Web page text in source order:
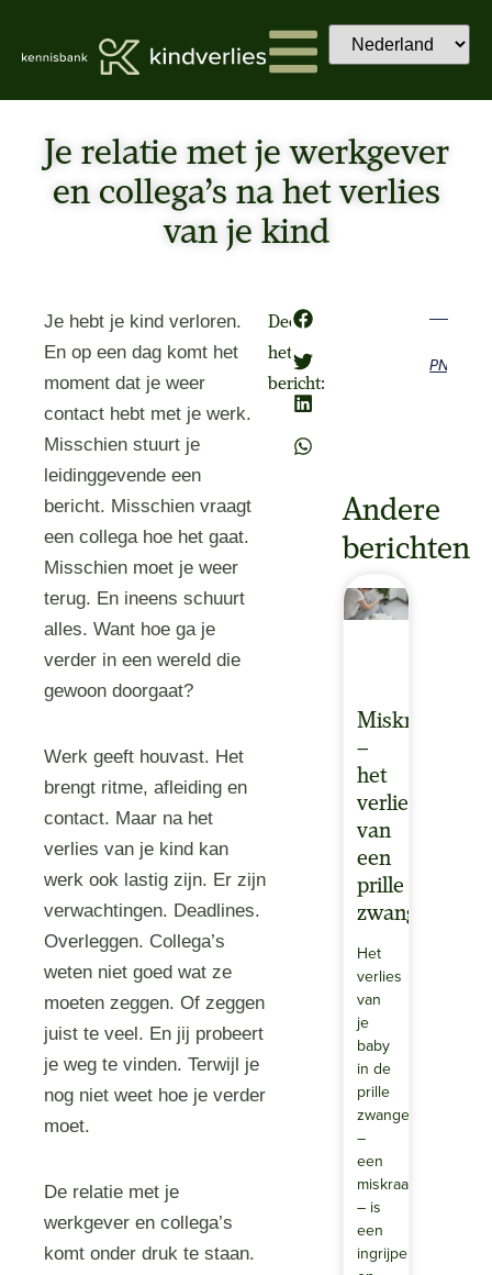
Je relatie met je werkgever
en collega’s na het verlies
van je kind
Je hebt je kind verloren.
En op een dag komt het
moment dat je weer
contact hebt met je werk.
Misschien stuurt je
leidinggevende een
bericht. Misschien vraagt
een collega hoe het gaat.
Misschien moet je weer
terug. En ineens schuurt
alles. Want hoe ga je
verder in een wereld die
gewoon doorgaat?
Werk geeft houvast. Het
brengt ritme, afleiding en
contact. Maar na het
verlies van je kind kan
werk ook lastig zijn. Er zijn
verwachtingen. Deadlines.
Overleggen. Collega’s
weten niet goed wat ze
moeten zeggen. Of zeggen
juist te veel. En jij probeert
je weg te vinden. Terwijl je
nog niet weet hoe je verder
moet.
De relatie met je
werkgever en collega’s
komt onder druk te staan.
Deel
het
bericht:
Andere
berichten
Miskraam
–
het
verlies
van
een
prille
zwangerschap
Het
verlies
van
je
baby
in de
prille
zwangerschap
–
een
miskraam
– is
een
ingrijpende
Previous